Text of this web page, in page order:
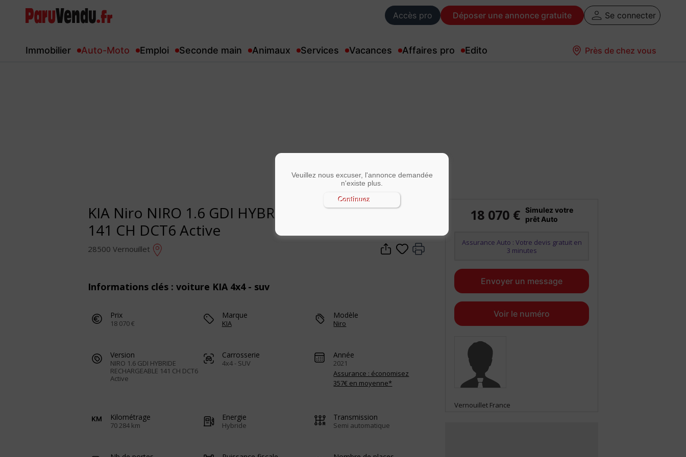
Accès pro Déposer une annonce gratuite Se connecter
Immobilier Auto-Moto Emploi Seconde main Animaux Services Vacances Affaires pro Edito Près de chez vous
KIA Niro NIRO 1.6 GDI HYBRIDE RECHARGEABLE
141 CH DCT6 Active
28500 Vernouillet
Informations clés : voiture KIA 4x4 - suv
Prix
18 070 €
Marque
KIA
Modèle
Niro
Version
NIRO 1.6 GDI HYBRIDE
RECHARGEABLE 141 CH DCT6
Active
Carrosserie
4x4 - SUV
Année
2021
Assurance : économisez
357€ en moyenne*
Kilométrage
70 284 km
Energie
Hybride
Transmission
Semi automatique
18 070 €
Simulez votre
prêt Auto
Assurance Auto : Votre devis gratuit en
3 minutes
Envoyer un message
Voir le numéro
Vernouillet France
Veuillez nous excuser, l'annonce demandée
n'existe plus.
Continuez